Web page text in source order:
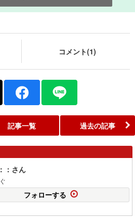
コメント(1)
記事一覧 過去の記事
：さん
フォローする